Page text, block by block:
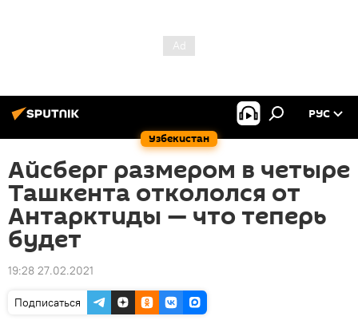
Узбекистан
РУС
Айсберг размером в четыре
Ташкента откололся от
Антарктиды — что теперь
будет
19:28 27.02.2021
Подписаться